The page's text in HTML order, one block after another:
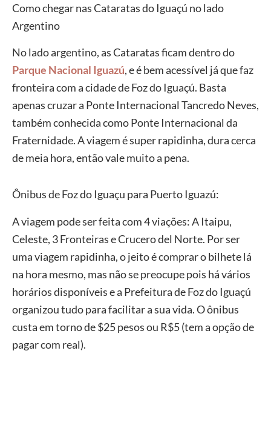
Como chegar nas Cataratas do Iguaçú no lado
Argentino
No lado argentino, as Cataratas ficam dentro do
Parque Nacional Iguazú, e é bem acessível já que faz
fronteira com a cidade de Foz do Iguaçú. Basta
apenas cruzar a Ponte Internacional Tancredo Neves,
também conhecida como Ponte Internacional da
Fraternidade. A viagem é super rapidinha, dura cerca
de meia hora, então vale muito a pena.
Ônibus de Foz do Iguaçu para Puerto Iguazú:
A viagem pode ser feita com 4 viações: A Itaipu,
Celeste, 3 Fronteiras e Crucero del Norte. Por ser
uma viagem rapidinha, o jeito é comprar o bilhete lá
na hora mesmo, mas não se preocupe pois há vários
horários disponíveis e a Prefeitura de Foz do Iguaçú
organizou tudo para facilitar a sua vida. O ônibus
custa em torno de $25 pesos ou R$5 (tem a opção de
pagar com real).